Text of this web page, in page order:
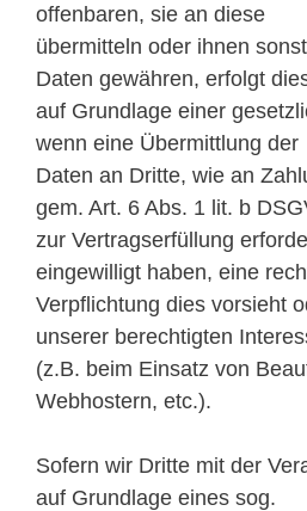
offenbaren, sie an diese
übermitteln oder ihnen
Daten gewähren, erfolgt
auf Grundlage einer
wenn eine Übermittlung der
Daten an Dritte, wie an
gem. Art. 6 Abs. 1 lit. b
zur Vertragserfüllung
eingewilligt haben, eine
Verpflichtung dies vorsieht
unserer berechtigten
(z.B. beim Einsatz von
Webhostern, etc.).
Sofern wir Dritte mit der
auf Grundlage eines sog.